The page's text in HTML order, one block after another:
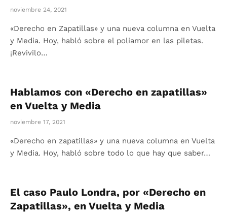
noviembre 24, 2021
«Derecho en Zapatillas» y una nueva columna en Vuelta
y Media. Hoy, habló sobre el poliamor en las piletas.
¡Revivilo…
Hablamos con «Derecho en zapatillas»
en Vuelta y Media
noviembre 17, 2021
«Derecho en zapatillas» y una nueva columna en Vuelta
y Media. Hoy, habló sobre todo lo que hay que saber…
El caso Paulo Londra, por «Derecho en
Zapatillas», en Vuelta y Media